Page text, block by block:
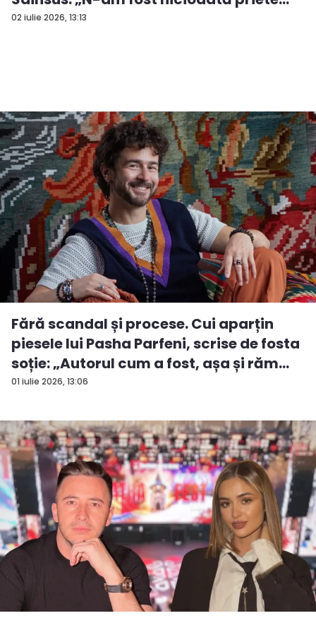
02 iulie 2026, 13:13
01 iulie 2026, 13:06
Fără scandal și procese. Cui aparțin
piesele lui Pasha Parfeni, scrise de fosta
soție: „Autorul cum a fost, așa și răm...